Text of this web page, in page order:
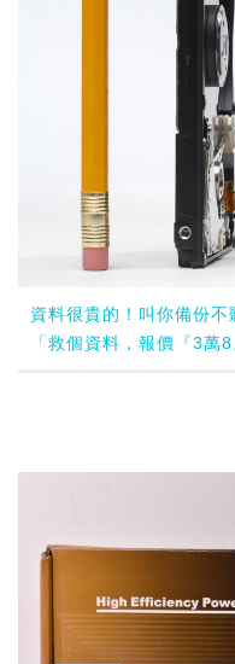
資料很貴的！叫你備份不
「救個資料，報價『3萬8